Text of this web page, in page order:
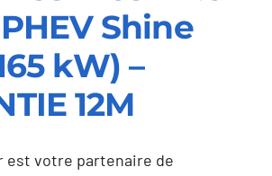
C5 X C5 X 1.6
PHEV Shine
(165 kW) –
Shine
kW) –
12M
est votre partenaire de